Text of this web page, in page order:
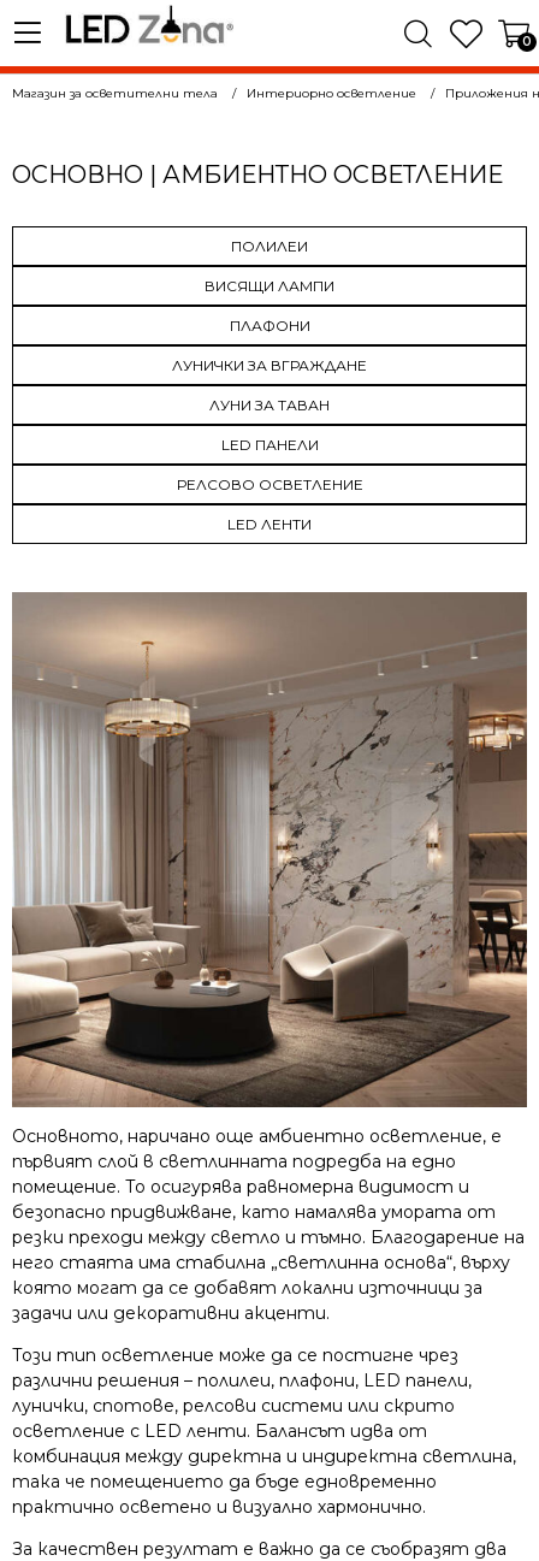
0
Магазин за осветителни тела Интериорно осветление Приложения
ОСНОВНО | АМБИЕНТНО ОСВЕТЛЕНИЕ
ПОЛИЛЕИ
ВИСЯЩИ ЛАМПИ
ПЛАФОНИ
ЛУНИЧКИ ЗА ВГРАЖДАНЕ
ЛУНИ ЗА ТАВАН
LED ПАНЕЛИ
РЕЛСОВО ОСВЕТЛЕНИЕ
LED ЛЕНТИ
Основното, наричано още амбиентно осветление, е
първият слой в светлинната подредба на едно
помещение. То осигурява равномерна видимост и
безопасно придвижване, като намалява умората от
резки преходи между светло и тъмно. Благодарение на
него стаята има стабилна „светлинна основа“, върху
която могат да се добавят локални източници за
задачи или декоративни акценти.
Този тип осветление може да се постигне чрез
различни решения – полилеи, плафони, LED панели,
лунички, спотове, релсови системи или скрито
осветление с LED ленти. Балансът идва от
комбинация между директна и индиректна светлина,
така че помещението да бъде едновременно
практично осветено и визуално хармонично.
За качествен резултат е важно да се съобразят два